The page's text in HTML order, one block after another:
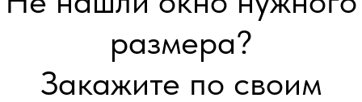
размера?
Закажите по своим